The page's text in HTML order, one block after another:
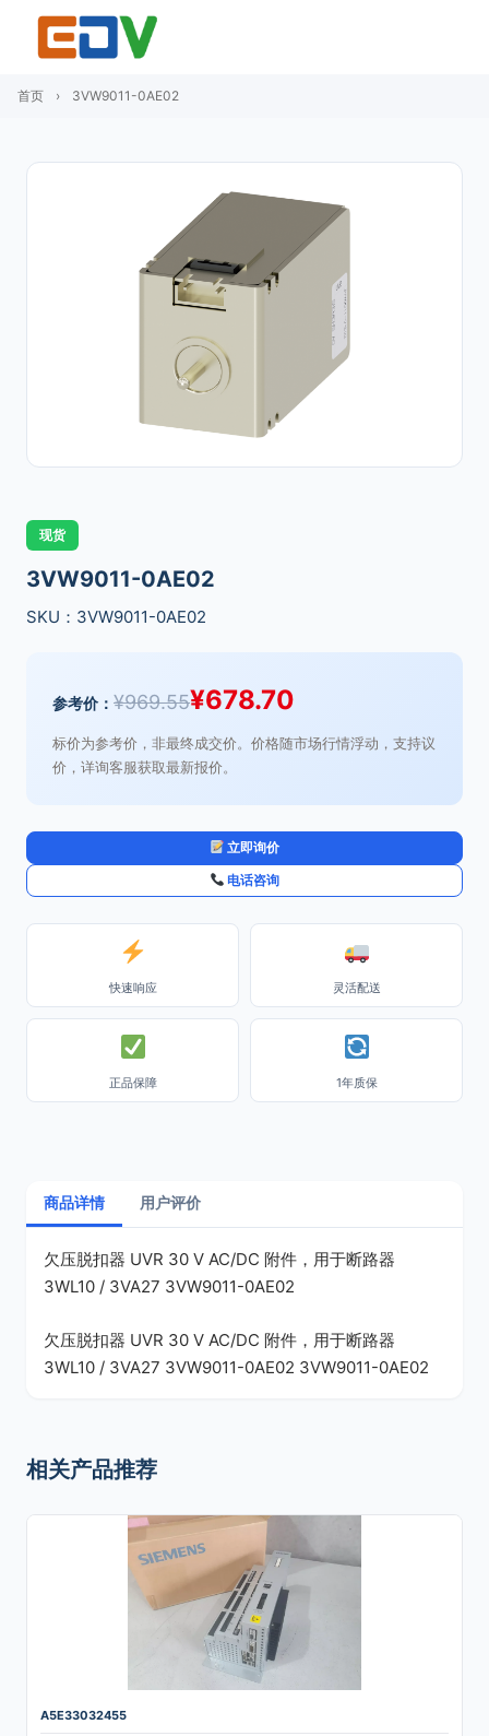
首页 › 3VW9011-0AE02
现货
3VW9011-0AE02
SKU：3VW9011-0AE02
参考价： ¥969.55¥678.70
标价为参考价，非最终成交价。价格随市场行情浮动，支持议
价，详询客服获取最新报价。
立即询价
电话咨询
快速响应 灵活配送
正品保障 1年质保
商品详情 用户评价
欠压脱扣器 UVR 30 V AC/DC 附件，用于断路器
3WL10 / 3VA27 3VW9011-0AE02
欠压脱扣器 UVR 30 V AC/DC 附件，用于断路器
3WL10 / 3VA27 3VW9011-0AE02 3VW9011-0AE02
相关产品推荐
A5E33032455